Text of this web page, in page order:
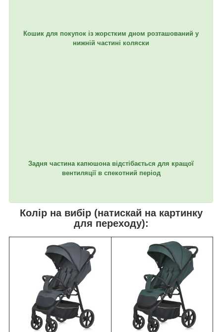
Кошик для покупок із жорстким дном розташований у
нижній частині коляски
Задня частина капюшона відстібається для кращої
вентиляції в спекотний період
Колір на вибір (натискай на картинку
для переходу):